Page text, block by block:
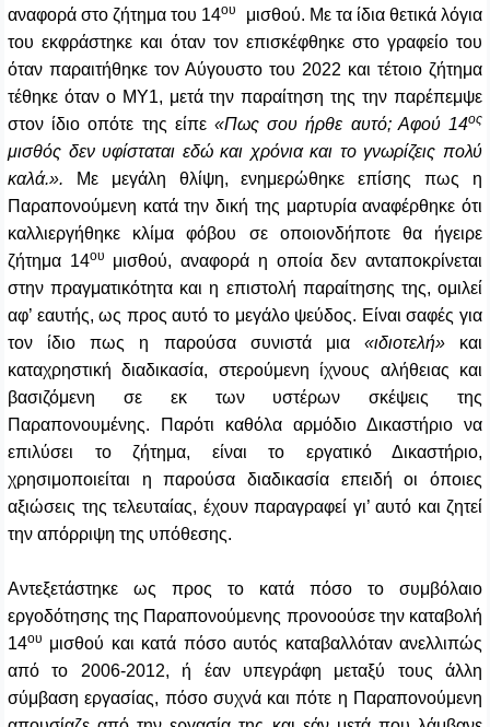
αναφορά στο ζήτημα του 14ου
μισθού. Με τα ίδια θετικά λόγια
του εκφράστηκε και όταν τον επισκέφθηκε στο γραφείο του
όταν παραιτήθηκε τον Αύγουστο του 2022 και τέτοιο ζήτημα
τέθηκε όταν ο ΜΥ1, μετά την παραίτηση της την παρέπεμψε
στον ίδιο οπότε της είπε «Πως σου ήρθε αυτό; Αφού 14ος
μισθός δεν υφίσταται εδώ και χρόνια και το γνωρίζεις πολύ
καλά.». Με μεγάλη θλίψη, ενημερώθηκε επίσης πως η
Παραπονούμενη κατά την δική της μαρτυρία αναφέρθηκε ότι
καλλιεργήθηκε κλίμα φόβου σε οποιονδήποτε θα ήγειρε
ζήτημα 14ου
μισθού, αναφορά η οποία δεν ανταποκρίνεται
στην πραγματικότητα και η επιστολή παραίτησης της, ομιλεί
αφ’ εαυτής, ως προς αυτό το μεγάλο ψεύδος. Είναι σαφές για
τον ίδιο πως η παρούσα συνιστά μια «ιδιοτελή»και
καταχρηστική διαδικασία, στερούμενη ίχνους αλήθειας και
βασιζόμενη σε εκ των υστέρων σκέψεις της
Παραπονουμένης. Παρότι καθόλα αρμόδιο Δικαστήριο να
επιλύσει το ζήτημα, είναι το εργατικό Δικαστήριο,
χρησιμοποιείται η παρούσα διαδικασία επειδή οι όποιες
αξιώσεις της τελευταίας, έχουν παραγραφεί γι’ αυτό και ζητεί
την απόρριψη της υπόθεσης.
Αντεξετάστηκε ως προς το κατά πόσο το συμβόλαιο
εργοδότησης της Παραπονούμενης προνοούσε την καταβολή
14ου μισθού και κατά πόσο αυτός καταβαλλόταν ανελλιπώς
από το 2006-2012, ή έαν υπεγράφη μεταξύ τους άλλη
σύμβαση εργασίας, πόσο συχνά και πότε η Παραπονούμενη